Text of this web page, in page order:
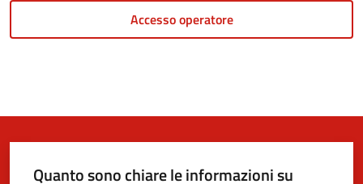
Tutti
Accesso operatore
Quanto sono chiare le informazioni su